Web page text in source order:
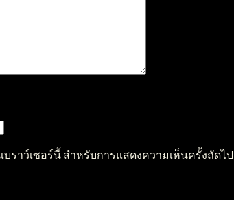
ราว์เซอร์นี้ สำหรับการแสดงความเห็นครั้งถัดไป